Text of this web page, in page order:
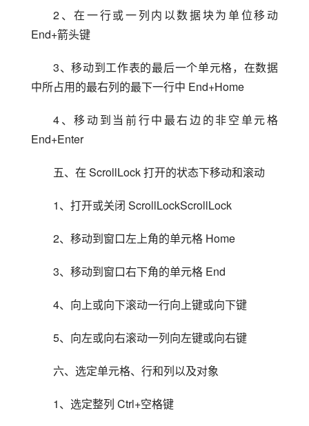
2、在一行或一列内以数据块为单位移动
End+箭头键
3、移动到工作表的最后一个单元格，在数据
中所占用的最右列的最下一行中 End+Home
4、移动到当前行中最右边的非空单元格
End+Enter
五、在 ScrollLock 打开的状态下移动和滚动
1、打开或关闭 ScrollLockScrollLock
2、移动到窗口左上角的单元格 Home
3、移动到窗口右下角的单元格 End
4、向上或向下滚动一行向上键或向下键
5、向左或向右滚动一列向左键或向右键
六、选定单元格、行和列以及对象
1、选定整列 Ctrl+空格键